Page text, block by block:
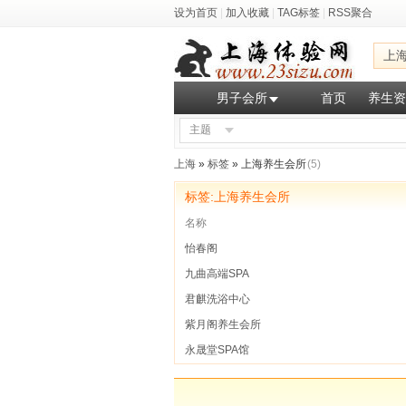
设为首页 加入收藏 TAG标签 RSS聚合
上
男子会所 首页 养生
主题
上海 » 标签 » 上海养生会所(5)
标签:上海养生会所
名称
怡春阁
九曲高端SPA
君麒洗浴中心
紫月阁养生会所
永晟堂SPA馆